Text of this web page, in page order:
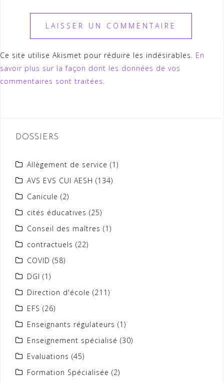
Ce site utilise Akismet pour réduire les indésirables. En
savoir plus sur la façon dont les données de vos
commentaires sont traitées.
DOSSIERS
Allègement de service (1)
AVS EVS CUI AESH (134)
Canicule (2)
cités éducatives (25)
Conseil des maîtres (1)
contractuels (22)
COVID (58)
DGI (1)
Direction d'école (211)
EFS (26)
Enseignants régulateurs (1)
Enseignement spécialisé (30)
Evaluations (45)
Formation Spécialisée (2)